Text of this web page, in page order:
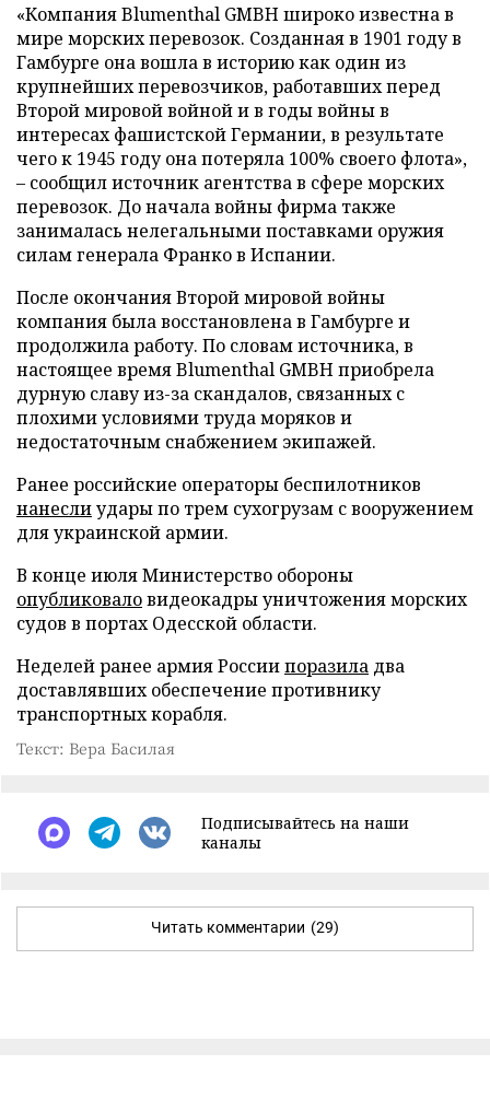
«Компания Blumenthal GMBH широко известна в
мире морских перевозок. Созданная в 1901 году в
Гамбурге она вошла в историю как один из
крупнейших перевозчиков, работавших перед
Второй мировой войной и в годы войны в
интересах фашистской Германии, в результате
чего к 1945 году она потеряла 100% своего флота»,
– сообщил источник агентства в сфере морских
перевозок. До начала войны фирма также
занималась нелегальными поставками оружия
силам генерала Франко в Испании.
После окончания Второй мировой войны
компания была восстановлена в Гамбурге и
продолжила работу. По словам источника, в
настоящее время Blumenthal GMBH приобрела
дурную славу из-за скандалов, связанных с
плохими условиями труда моряков и
недостаточным снабжением экипажей.
Ранее российские операторы беспилотников
нанеслиудары по трем сухогрузам с вооружением
для украинской армии.
В конце июля Министерство обороны
опубликоваловидеокадры уничтожения морских
судов в портах Одесской области.
Неделей ранее армия Россиипоразила два
доставлявших обеспечение противнику
транспортных корабля.
Текст: Вера Басилая
Подписывайтесь на наши
каналы
Читать комментарии (29)